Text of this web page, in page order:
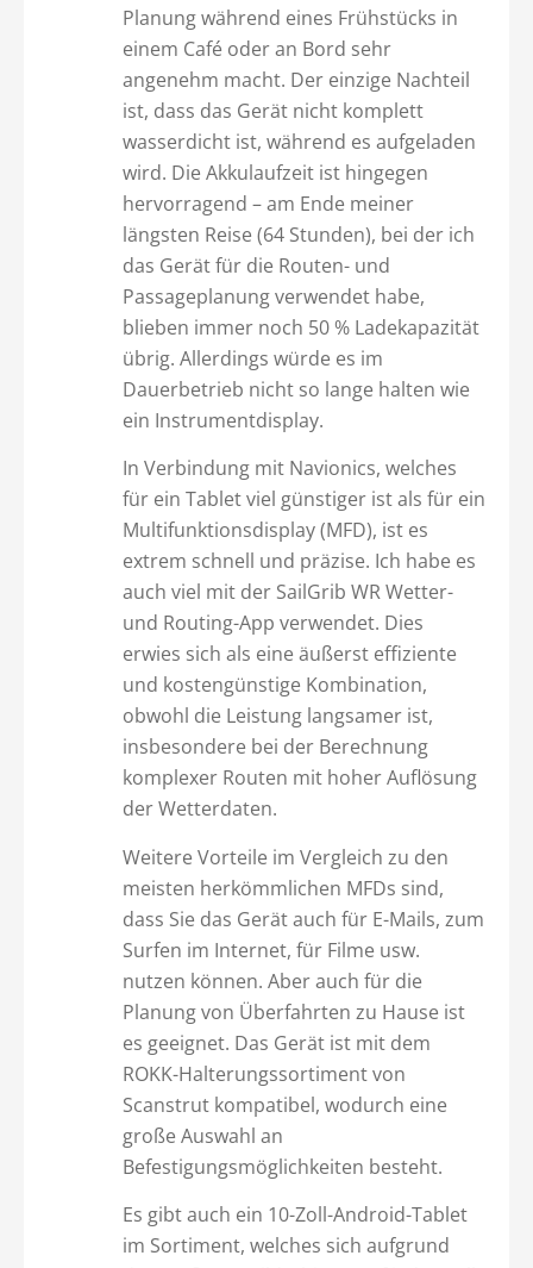
Planung während eines Frühstücks in
einem Café oder an Bord sehr
angenehm macht. Der einzige Nachteil
ist, dass das Gerät nicht komplett
wasserdicht ist, während es aufgeladen
wird. Die Akkulaufzeit ist hingegen
hervorragend – am Ende meiner
längsten Reise (64 Stunden), bei der ich
das Gerät für die Routen- und
Passageplanung verwendet habe,
blieben immer noch 50 % Ladekapazität
übrig. Allerdings würde es im
Dauerbetrieb nicht so lange halten wie
ein Instrumentdisplay.
In Verbindung mit Navionics, welches
für ein Tablet viel günstiger ist als für ein
Multifunktionsdisplay (MFD), ist es
extrem schnell und präzise. Ich habe es
auch viel mit der SailGrib WR Wetter-
und Routing-App verwendet. Dies
erwies sich als eine äußerst effiziente
und kostengünstige Kombination,
obwohl die Leistung langsamer ist,
insbesondere bei der Berechnung
komplexer Routen mit hoher Auflösung
der Wetterdaten.
Weitere Vorteile im Vergleich zu den
meisten herkömmlichen MFDs sind,
dass Sie das Gerät auch für E-Mails, zum
Surfen im Internet, für Filme usw.
nutzen können. Aber auch für die
Planung von Überfahrten zu Hause ist
es geeignet. Das Gerät ist mit dem
ROKK-Halterungssortiment von
Scanstrut kompatibel, wodurch eine
große Auswahl an
Befestigungsmöglichkeiten besteht.
Es gibt auch ein 10-Zoll-Android-Tablet
im Sortiment, welches sich aufgrund